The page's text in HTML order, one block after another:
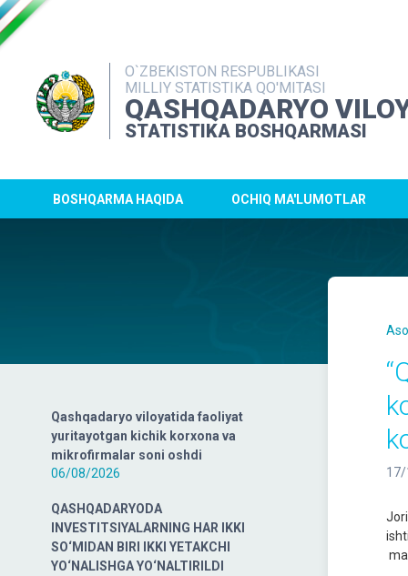
O`ZBEKISTON RESPUBLIKASI
MILLIY STATISTIKA QO'MITASI
QASHQADARYO
STATISTIKA BOSHQARMASI
BOSHQARMA HAQIDA OCHIQ MA'LUMOTLAR
Qashqadaryo viloyatida faoliyat
yuritayotgan kichik korxona va
mikrofirmalar soni oshdi
06/08/2026
QASHQADARYODA
INVESTITSIYALARNING HAR IKKI
SO‘MIDAN BIRI IKKI YETAKCHI
YO‘NALISHGA YO‘NALTIRILDI